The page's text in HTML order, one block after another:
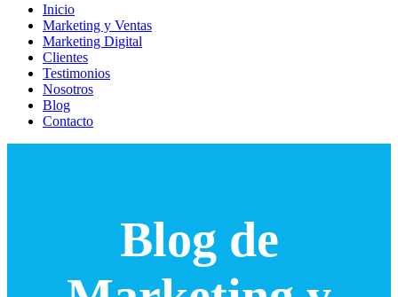
Inicio
Marketing y Ventas
Marketing Digital
Clientes
Testimonios
Nosotros
Blog
Contacto
Blog de